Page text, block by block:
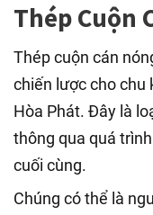
Thép Cuộn
Thép cuộn cán
chiến lược cho chu
Hòa Phát. Đây là
thông qua quá
cuối cùng.
Chúng có thể là